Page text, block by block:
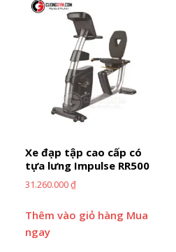
Xe đạp tập cao cấp có
tựa lưng Impulse RR500
31.260.000₫
Thêm vào giỏ hàng Mua
ngay